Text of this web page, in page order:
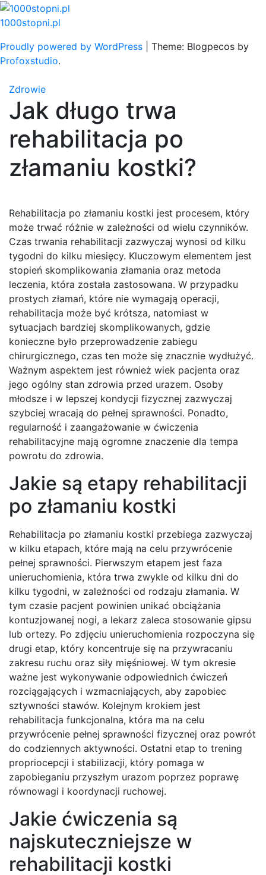
Skip
to
1000stopni.pl
Proudly powered by WordPress
Theme: Blogpecos by
Profoxstudio.
Zdrowie
Jak długo trwa
rehabilitacja po
złamaniu kostki?
Rehabilitacja po złamaniu kostki jest procesem, który
może trwać różnie w zależności od wielu czynników.
Czas trwania rehabilitacji zazwyczaj wynosi od kilku
tygodni do kilku miesięcy. Kluczowym elementem jest
stopień skomplikowania złamania oraz metoda
leczenia, która została zastosowana. W przypadku
prostych złamań, które nie wymagają operacji,
rehabilitacja może być krótsza, natomiast w
sytuacjach bardziej skomplikowanych, gdzie
konieczne było przeprowadzenie zabiegu
chirurgicznego, czas ten może się znacznie wydłużyć.
Ważnym aspektem jest również wiek pacjenta oraz
jego ogólny stan zdrowia przed urazem. Osoby
młodsze i w lepszej kondycji fizycznej zazwyczaj
szybciej wracają do pełnej sprawności. Ponadto,
regularność i zaangażowanie w ćwiczenia
rehabilitacyjne mają ogromne znaczenie dla tempa
powrotu do zdrowia.
Jakie są etapy rehabilitacji
po złamaniu kostki
Rehabilitacja po złamaniu kostki przebiega zazwyczaj
w kilku etapach, które mają na celu przywrócenie
pełnej sprawności. Pierwszym etapem jest faza
unieruchomienia, która trwa zwykle od kilku dni do
kilku tygodni, w zależności od rodzaju złamania. W
tym czasie pacjent powinien unikać obciążania
kontuzjowanej nogi, a lekarz zaleca stosowanie gipsu
lub ortezy. Po zdjęciu unieruchomienia rozpoczyna się
drugi etap, który koncentruje się na przywracaniu
zakresu ruchu oraz siły mięśniowej. W tym okresie
ważne jest wykonywanie odpowiednich ćwiczeń
rozciągających i wzmacniających, aby zapobiec
sztywności stawów. Kolejnym krokiem jest
rehabilitacja funkcjonalna, która ma na celu
przywrócenie pełnej sprawności fizycznej oraz powrót
do codziennych aktywności. Ostatni etap to trening
propriocepcji i stabilizacji, który pomaga w
zapobieganiu przyszłym urazom poprzez poprawę
równowagi i koordynacji ruchowej.
Jakie ćwiczenia są
najskuteczniejsze w
rehabilitacji kostki